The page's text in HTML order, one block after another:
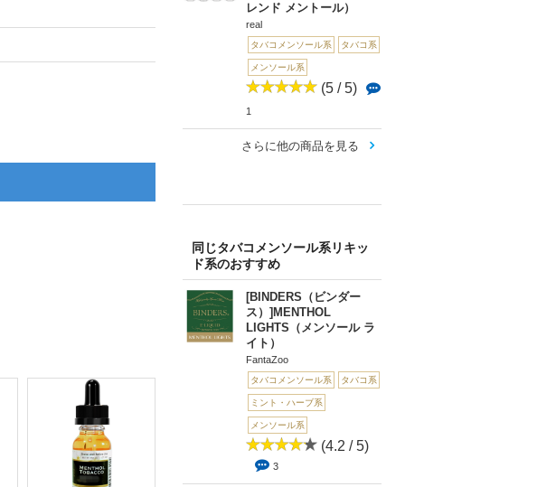
レンド メントール）
real
タバコメンソール系 タバコ系
メンソール系
(5 / 5)
1
さらに他の商品を見る
同じタバコメンソール系リキッ
ド系のおすすめ
[BINDERS（ビンダー
ス）]MENTHOL
LIGHTS（メンソール ラ
イト）
FantaZoo
タバコメンソール系 タバコ系
ミント・ハーブ系
メンソール系
(4.2 / 5)
3